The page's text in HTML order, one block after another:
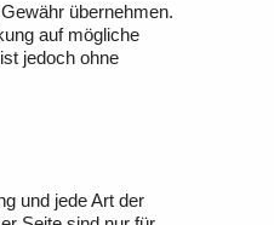
übernehmen.
auf mögliche
jedoch ohne
und jede Art der